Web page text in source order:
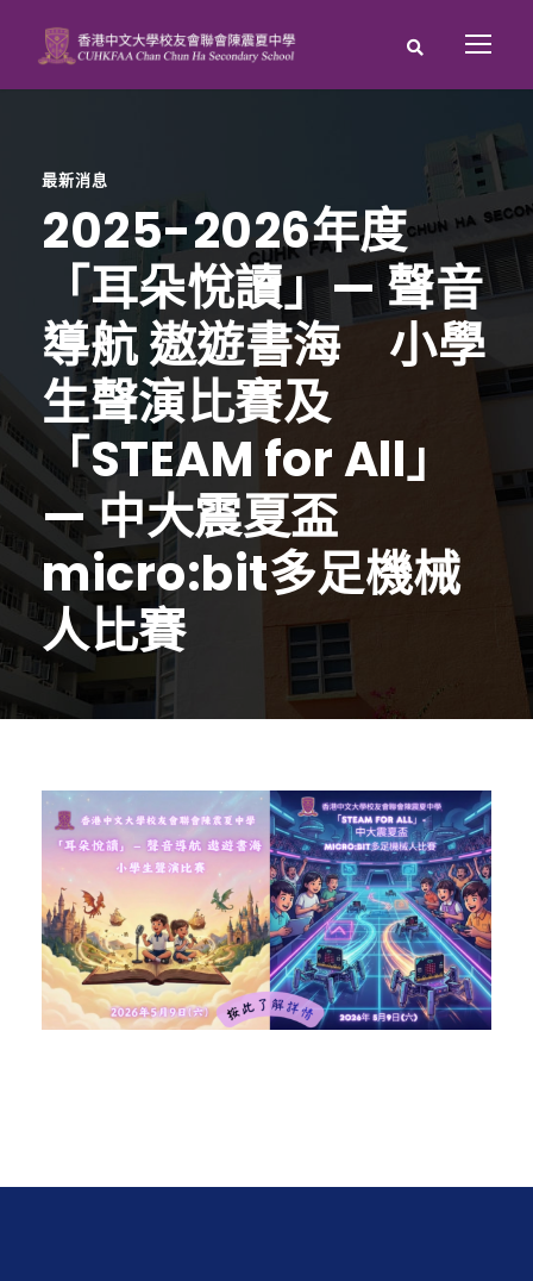
最新消息
2025-2026年度
「耳朵悅讀」— 聲音
導航 遨遊書海 小學
生聲演比賽及
「STEAM for All」
— 中大震夏盃
micro:bit多足機械
人比賽